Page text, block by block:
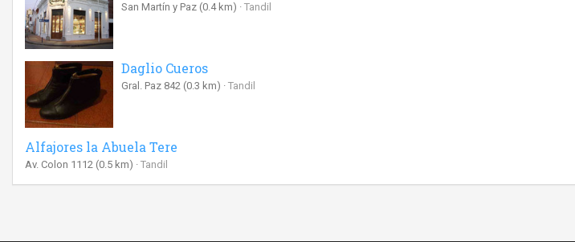
San Martín y Paz (0.4 km) Tandil
Daglio Cueros
Gral. Paz 842 (0.3 km) Tandil
Alfajores la Abuela Tere
Av. Colon 1112 (0.5 km) Tandil